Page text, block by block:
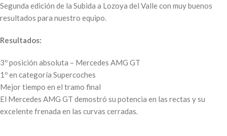
Segunda edición de la Subida a Lozoya del Valle con muy buenos
resultados para nuestro equipo.
Resultados:
3º posición absoluta – Mercedes AMG GT
1º en categoría Supercoches
Mejor tiempo en el tramo final
El Mercedes AMG GT demostró su potencia en las rectas y su
excelente frenada en las curvas cerradas.